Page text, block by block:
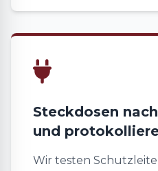
Steckdosen
und
Wir testen